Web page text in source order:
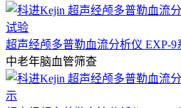
超声经颅多普勒血流分析仪 EXP-9
中老年脑血管筛查